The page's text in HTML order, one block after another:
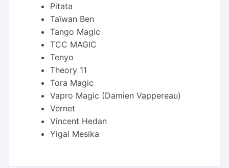
Pitata
Taïwan Ben
Tango Magic
TCC MAGIC
Tenyo
Theory 11
Tora Magic
Vapro Magic (Damien Vappereau)
Vernet
Vincent Hedan
Yigal Mesika